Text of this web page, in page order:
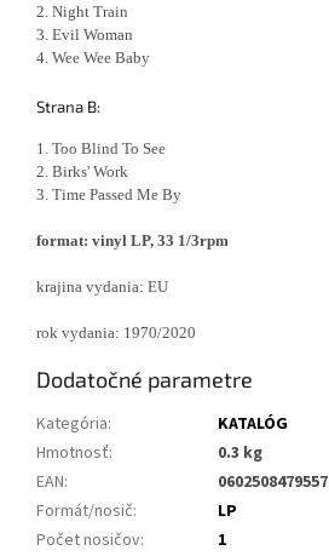
2. Night Train
3. Evil Woman
4. Wee Wee Baby
Strana B:
1. Too Blind To See
2. Birks' Work
3. Time Passed Me By
format: vinyl LP, 33 1/3rpm
krajina vydania: EU
rok vydania: 1970/2020
Dodatočné parametre
Kategória:
KATALÓG
Hmotnosť:
0.3 kg
EAN:
0602508479557
Formát/nosič:
LP
Počet nosičov:
1